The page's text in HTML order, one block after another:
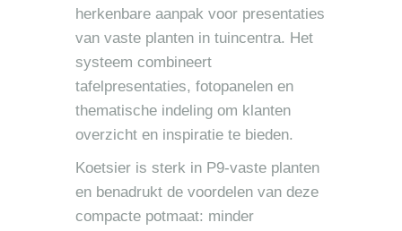
herkenbare aanpak voor presentaties
van vaste planten in tuincentra. Het
systeem combineert
tafelpresentaties, fotopanelen en
thematische indeling om klanten
overzicht en inspiratie te bieden.
Koetsier is sterk in P9-vaste planten
en benadrukt de voordelen van deze
compacte potmaat: minder